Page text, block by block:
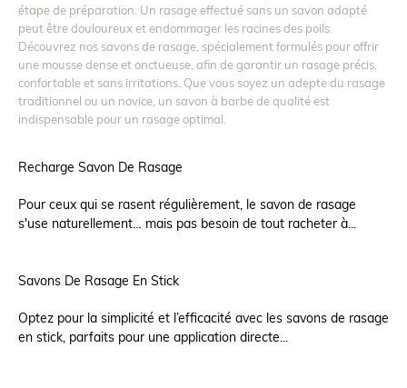
étape de préparation. Un rasage effectué sans un savon adapté
peut être douloureux et endommager les racines des poils.
Découvrez nos savons de rasage, spécialement formulés pour offrir
une mousse dense et onctueuse, afin de garantir un rasage précis,
confortable et sans irritations. Que vous soyez un adepte du rasage
traditionnel ou un novice, un savon à barbe de qualité est
indispensable pour un rasage optimal.
Recharge Savon De Rasage
Pour ceux qui se rasent régulièrement, le savon de rasage
s'use naturellement… mais pas besoin de tout racheter à...
Savons De Rasage En Stick
Optez pour la simplicité et l’efficacité avec les savons de rasage
en stick, parfaits pour une application directe...